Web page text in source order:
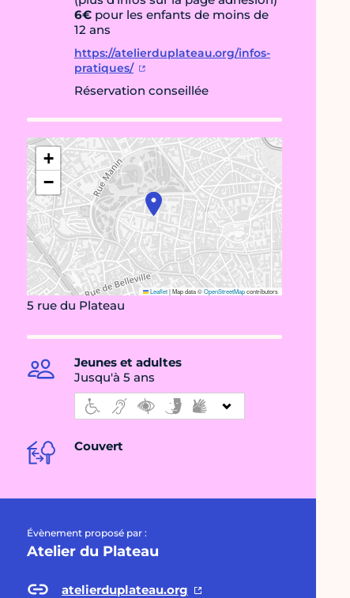
6€ pour les enfants de moins de
12 ans
https://atelierduplateau.org/infos-
pratiques/
Réservation conseillée
+
−
Leaflet|Map data ©OpenStreetMapcontributors
5 rue du Plateau
Jeunes et adultes
Jusqu'à 5 ans
Couvert
Évènement proposé par :
Atelier du Plateau
atelierduplateau.org